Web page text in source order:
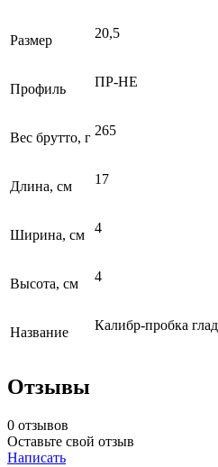
Размер 20,5
Профиль ПР-НЕ
Вес брутто, г 265
Длина, см 17
Ширина, см 4
Высота, см 4
Название Калибр-пробка
Отзывы
0 отзывов
Оставьте свой отзыв
Написать